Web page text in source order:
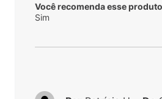
Você recomenda esse
Sim